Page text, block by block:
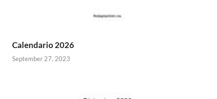
Calendario 2026
September 27, 2023